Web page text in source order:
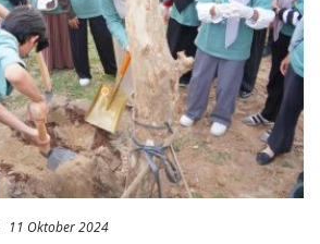
11 Oktober 2024